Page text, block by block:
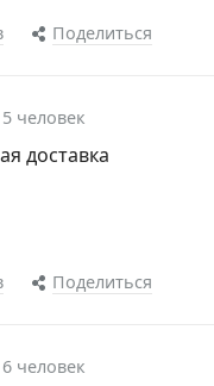
Поделиться
человек
доставка
Поделиться
человек